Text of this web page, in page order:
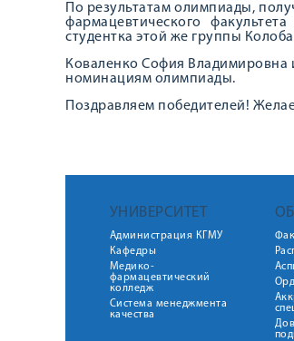
По результатам олимпиады,
фармацевтического
студентка этой же группы
Коваленко София Владимировна
номинациям олимпиады.
Поздравляем победителей!
УНИВЕРСИТЕТ
Администрация КГМУ
Кафедры
Медико-
фармацевтический
колледж
Система менеджмента
качества